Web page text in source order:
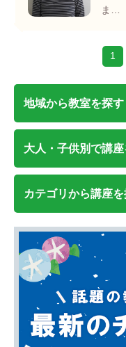
ま…
1
地域から教室を探す
大人・子供別で講
カテゴリから講座